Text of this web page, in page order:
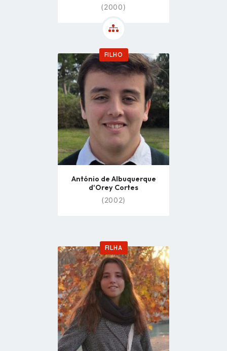
(2000)
FILHO
Go
to
profile
António de Albuquerque
d'Orey Cortes
(2002)
FILHA
Go
to
profile
page